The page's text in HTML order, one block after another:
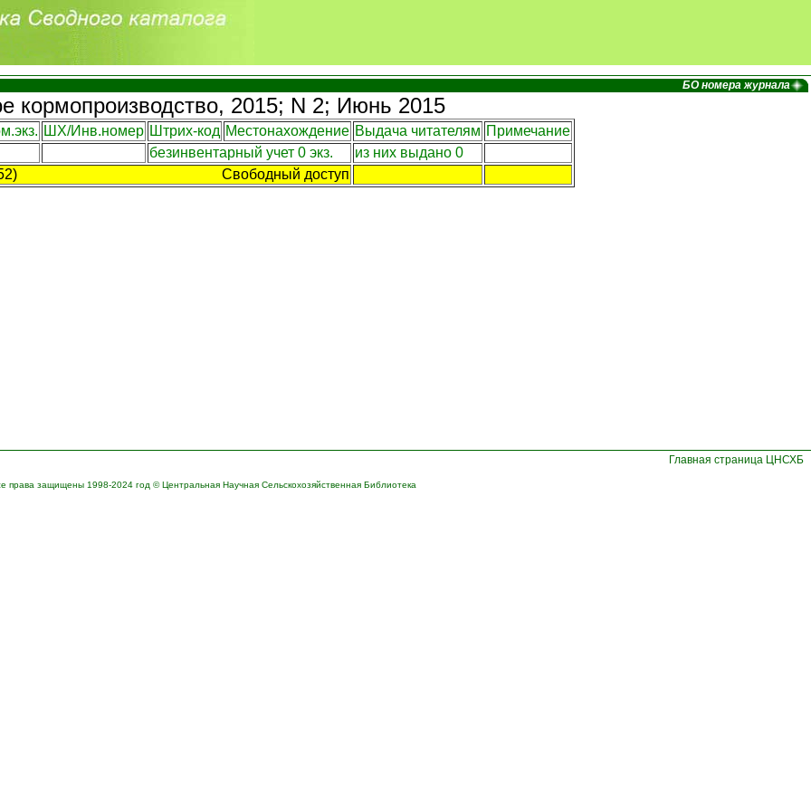
БО номера журнала
кормопроизводство, 2015; N 2; Июнь 2015
ШХ/Инв.номер Штрих-код Местонахождение Выдача читателям Примечание
безинвентарный учет 0 экз.
из них выдано 0
Свободный доступ
Главная страница ЦНСХБ
права защищены 1998-2024 год © Центральная Научная Сельскохозяйственная Библиотека